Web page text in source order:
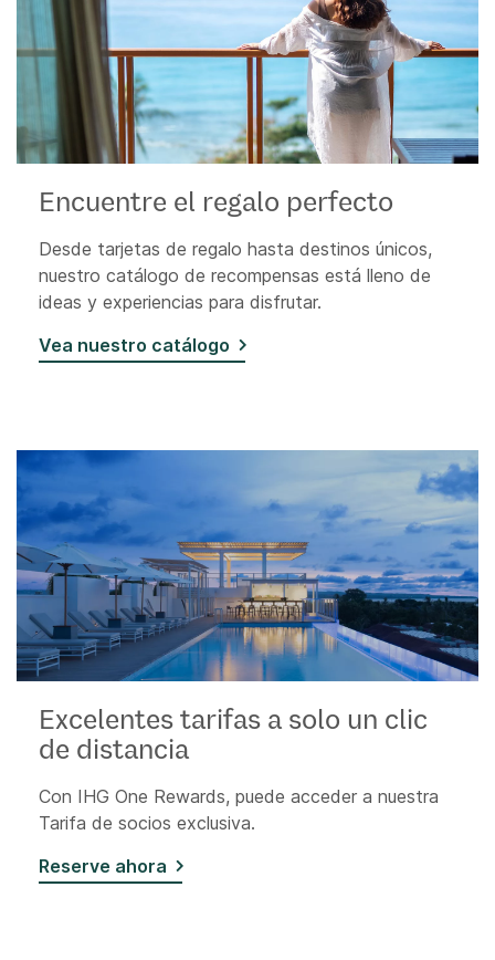
Encuentre el regalo perfecto
Desde tarjetas de regalo hasta destinos únicos,
nuestro catálogo de recompensas está lleno de
ideas y experiencias para disfrutar.
Vea nuestro catálogo
Excelentes tarifas a solo un clic
de distancia
Con IHG One Rewards, puede acceder a nuestra
Tarifa de socios exclusiva.
Reserve ahora